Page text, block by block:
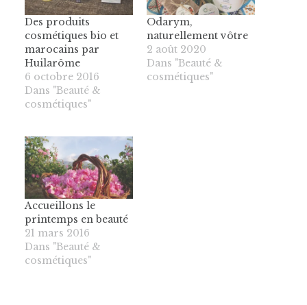
Des produits
cosmétiques bio et
marocains par
Huilarôme
6 octobre 2016
Dans "Beauté &
cosmétiques"
Odarym,
naturellement vôtre
2 août 2020
Dans "Beauté &
cosmétiques"
Accueillons le
printemps en beauté
21 mars 2016
Dans "Beauté &
cosmétiques"